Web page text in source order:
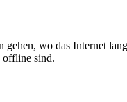
wo das Internet
offline sind.